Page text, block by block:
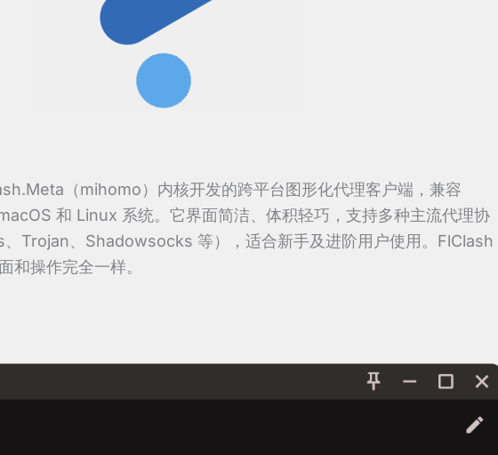
（mihomo）内核开发的跨平台图形化代理客户端，兼容
和 Linux 系统。它界面简洁、体积轻巧，支持多种主流代理协
Trojan、Shadowsocks 等），适合新手及进阶用户使用。FlClash
操作完全一样。